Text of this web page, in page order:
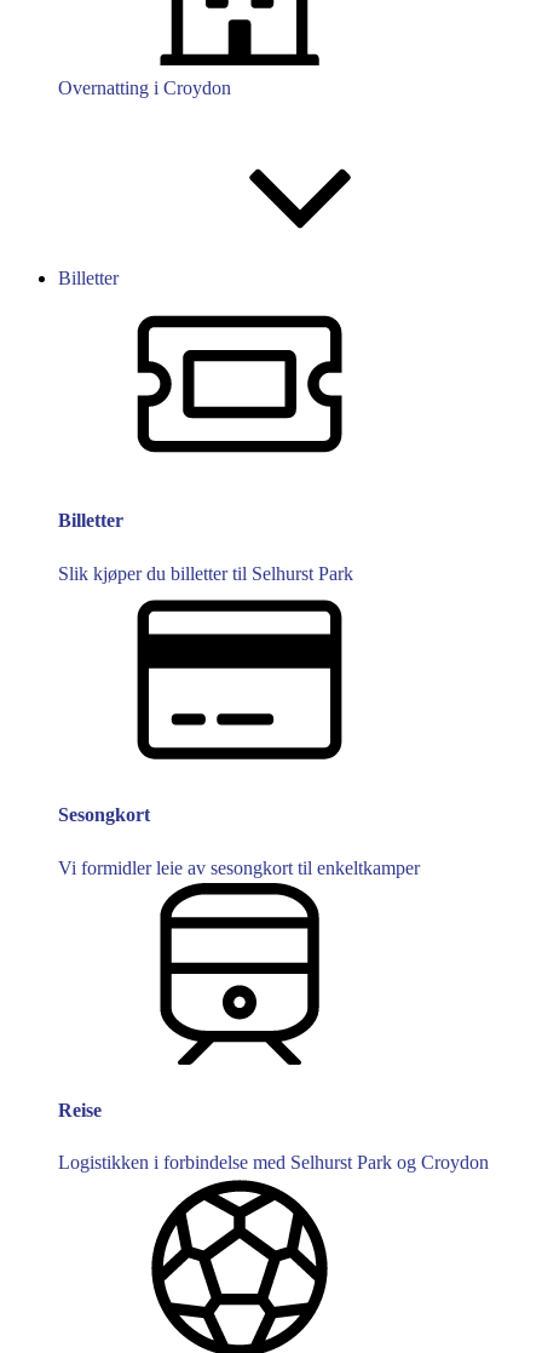
Overnatting i Croydon
Billetter
Billetter
Slik kjøper du billetter til Selhurst Park
Sesongkort
Vi formidler leie av sesongkort til enkeltkamper
Reise
Logistikken i forbindelse med Selhurst Park og Croydon